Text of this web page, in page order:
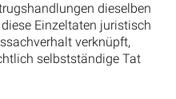
dieselben
Einzeltaten juristisch
verknüpft,
selbstständige Tat